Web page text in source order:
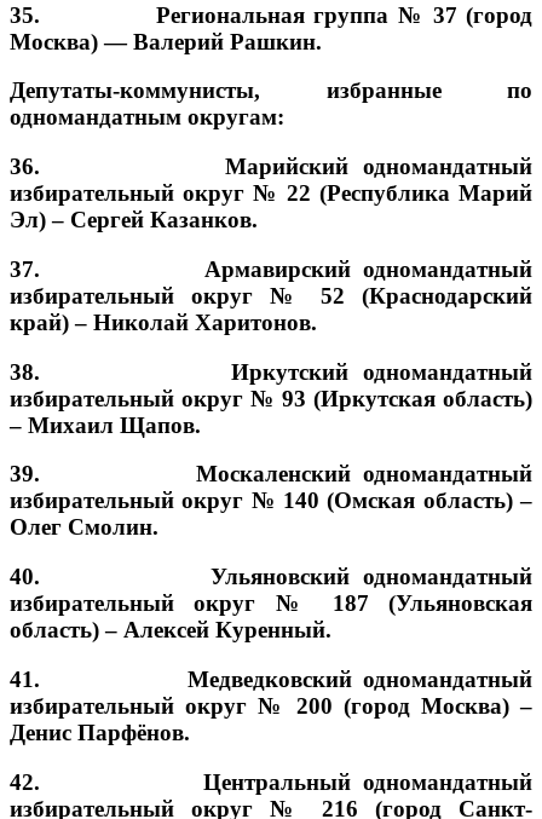
35. Региональная группа № 37 (город
Москва) —Валерий Рашкин.
Депутаты-коммунисты, избранные по
одномандатным округам:
36. Марийский одномандатный
избирательный округ № 22 (Республика Марий
Эл) – Сергей Казанков.
37. Армавирский одномандатный
избирательный округ № 52 (Краснодарский
край) – Николай Харитонов.
38. Иркутский одномандатный
избирательный округ № 93 (Иркутская область)
– Михаил Щапов.
39. Москаленский одномандатный
избирательный округ № 140 (Омская область) –
Олег Смолин.
40. Ульяновский одномандатный
избирательный округ № 187 (Ульяновская
область) – Алексей Куренный.
41. Медведковский одномандатный
избирательный округ № 200 (город Москва) –
Денис Парфёнов.
42. Центральный одномандатный
избирательный округ № 216 (город Санкт-